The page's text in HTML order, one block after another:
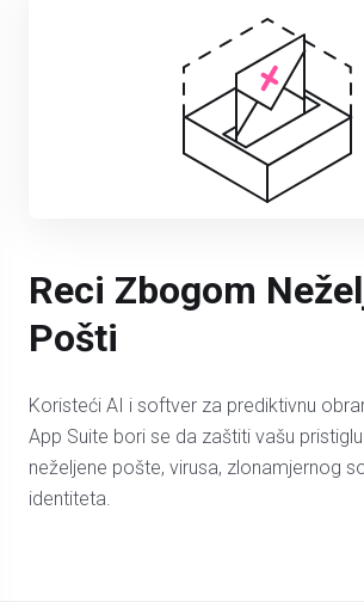
Reci Zbogom
Pošti
Koristeći AI i softver za prediktivnu
App Suite bori se da zaštiti vašu
neželjene pošte, virusa, zlonamjernog
identiteta.